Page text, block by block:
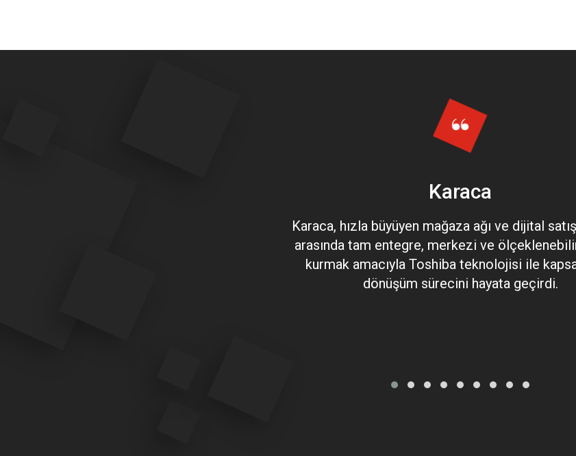
Karaca
Karaca, hızla büyüyen mağaza ağı ve dijital
arasında tam entegre, merkezi ve
kurmak amacıyla Toshiba teknolojisi ile
dönüşüm sürecini hayata geçirdi.